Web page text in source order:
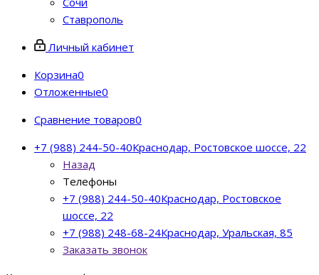
Ставрополь
Личный кабинет
Корзина0
Отложенные0
Сравнение товаров0
+7 (988) 244-50-40Краснодар, Ростовское шоссе, 22
Назад
Телефоны
+7 (988) 244-50-40Краснодар, Ростовское
шоссе, 22
+7 (988) 248-68-24Краснодар, Уральская, 85
Заказать звонок